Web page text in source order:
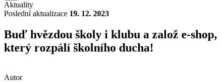
Aktuality
Poslední aktualizace 19. 12. 2023
Buď hvězdou školy i klubu a založ e-shop,
který rozpálí školního ducha!
Autor